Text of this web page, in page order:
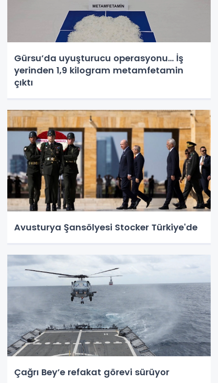
Gürsu’da uyuşturucu operasyonu... İş
yerinden 1,9 kilogram metamfetamin
çıktı
Avusturya Şansölyesi Stocker Türkiye'de
Çağrı Bey’e refakat görevi sürüyor